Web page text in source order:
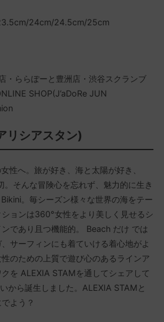
24cm/24.5cm/25cm
・ららぽーと豊洲店・渋谷スクランブ
SHOP(J’aDoRe JUN
リシアスタン)
性へ。旅が好き、海と太陽が好き、
。そんな冒険心を忘れず、魅力的に生き
。毎シーズン様々な世界の海をテー
ョンは360°女性をより美しく見せるシ
であり且つ機能的。 Beach だけ では
サーフィンにも着ていける着心地がよ
のための上質で遊び心のあるラインア
を ALEXIA STAMを通してシェアして
から誕生しました。ALEXIA STAMと
よう？